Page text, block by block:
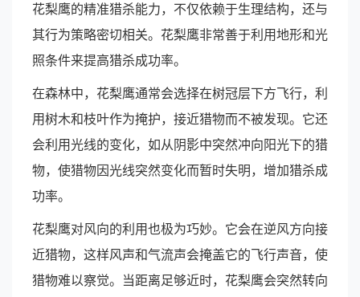
花梨鹰的精准猎杀能力，不仅依赖于生理结构，还与
其行为策略密切相关。花梨鹰非常善于利用地形和光
照条件来提高猎杀成功率。
在森林中，花梨鹰通常会选择在树冠层下方飞行，利
用树木和枝叶作为掩护，接近猎物而不被发现。它还
会利用光线的变化，如从阴影中突然冲向阳光下的猎
物，使猎物因光线突然变化而暂时失明，增加猎杀成
功率。
花梨鹰对风向的利用也极为巧妙。它会在逆风方向接
近猎物，这样风声和气流声会掩盖它的飞行声音，使
猎物难以察觉。当距离足够近时，花梨鹰会突然转向